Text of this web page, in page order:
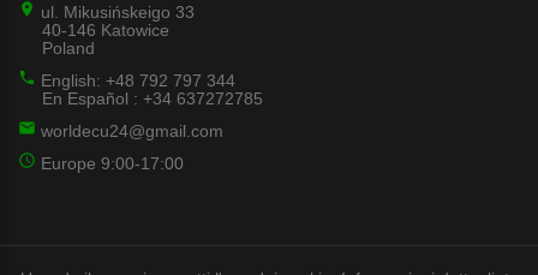
ul. Mikusińskeigo 33
40-146 Katowice
Poland
English: +48 792 797 344
En Español : +34 637272785
worldecu24@gmail.com
Europe 9:00-17:00